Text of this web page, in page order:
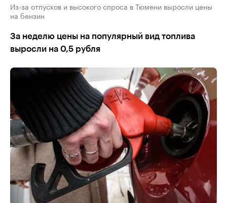
Из-за отпусков и высокого спроса в Тюмени выросли цены
на бензин
За неделю цены на популярный вид топлива
выросли на 0,5 рубля